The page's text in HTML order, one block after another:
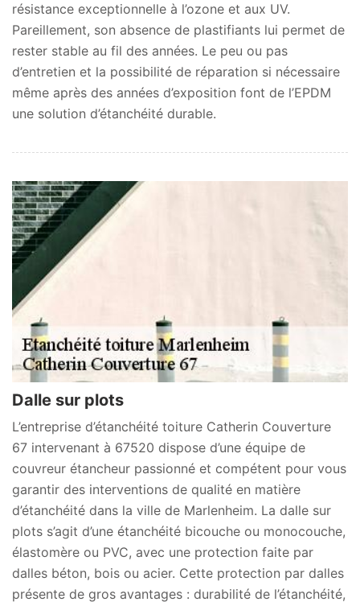
résistance exceptionnelle à l’ozone et aux UV.
Pareillement, son absence de plastifiants lui permet de
rester stable au fil des années. Le peu ou pas
d’entretien et la possibilité de réparation si nécessaire
même après des années d’exposition font de l’EPDM
une solution d’étanchéité durable.
Dalle sur plots
L’entreprise d’étanchéité toiture Catherin Couverture
67 intervenant à 67520 dispose d’une équipe de
couvreur étancheur passionné et compétent pour vous
garantir des interventions de qualité en matière
d’étanchéité dans la ville de Marlenheim. La dalle sur
plots s’agit d’une étanchéité bicouche ou monocouche,
élastomère ou PVC, avec une protection faite par
dalles béton, bois ou acier. Cette protection par dalles
présente de gros avantages : durabilité de l’étanchéité,